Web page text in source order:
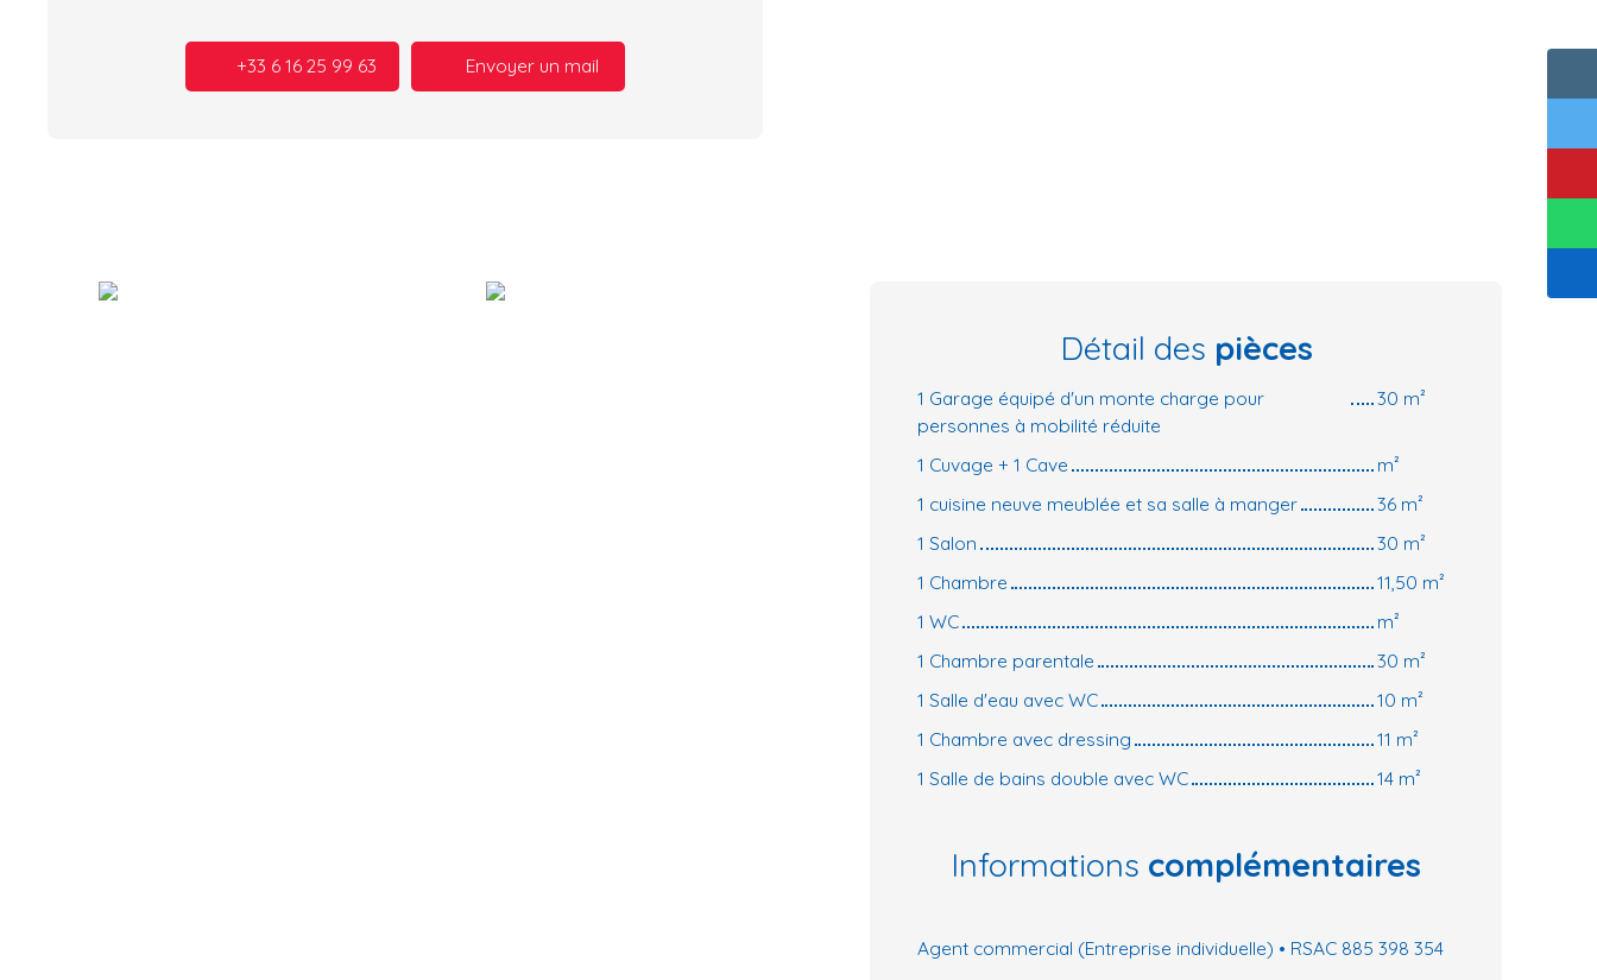
+33 6 16 25 99 63 Envoyer un mail
Détail des pièces
1 Garage équipé d'un monte charge pour
personnes à mobilité réduite
30 m²
1 Cuvage + 1 Cave
m²
1 cuisine neuve meublée et sa salle à manger
36 m²
1 Salon
30 m²
1 Chambre
11,50 m²
1 WC
m²
1 Chambre parentale
30 m²
1 Salle d'eau avec WC
10 m²
1 Chambre avec dressing
11 m²
1 Salle de bains double avec WC
14 m²
Informations complémentaires
Agent commercial (Entreprise individuelle) • RSAC 885 398 354